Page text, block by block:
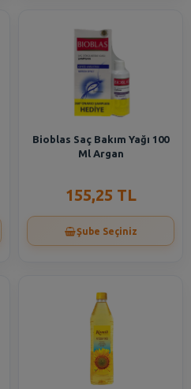
Bioblas Saç Bakım Yağı 100
Ml Argan
155,25 TL
Şube Seçiniz